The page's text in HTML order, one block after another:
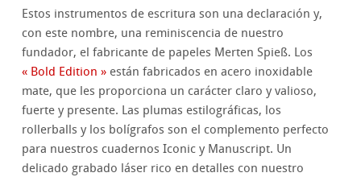
Estos instrumentos de escritura son una declaración y,
con este nombre, una reminiscencia de nuestro
fundador, el fabricante de papeles Merten Spieß. Los
« Bold Edition » están fabricados en acero inoxidable
mate, que les proporciona un carácter claro y valioso,
fuerte y presente. Las plumas estilográficas, los
rollerballs y los bolígrafos son el complemento perfecto
para nuestros cuadernos Iconic y Manuscript. Un
delicado grabado láser rico en detalles con nuestro